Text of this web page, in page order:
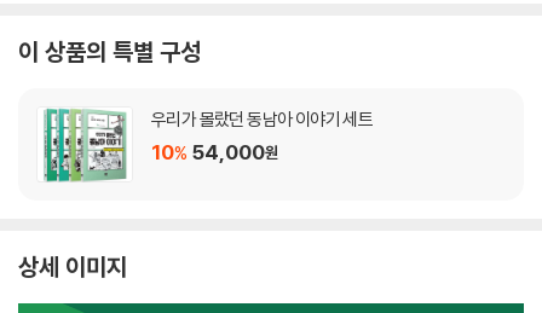
이 상품의 특별 구성
우리가 몰랐던 동남아 이야기 세트
10% 54,000원
상세 이미지